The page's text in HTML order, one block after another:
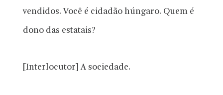
vendidos. Você é cidadão húngaro. Quem é
dono das estatais?
[Interlocutor] A sociedade.